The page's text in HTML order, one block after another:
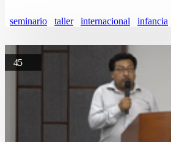
seminario taller internacional infancia
45